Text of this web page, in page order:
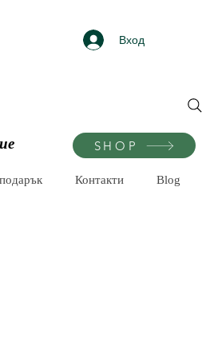
Вход
SHOP
Контакти Blog